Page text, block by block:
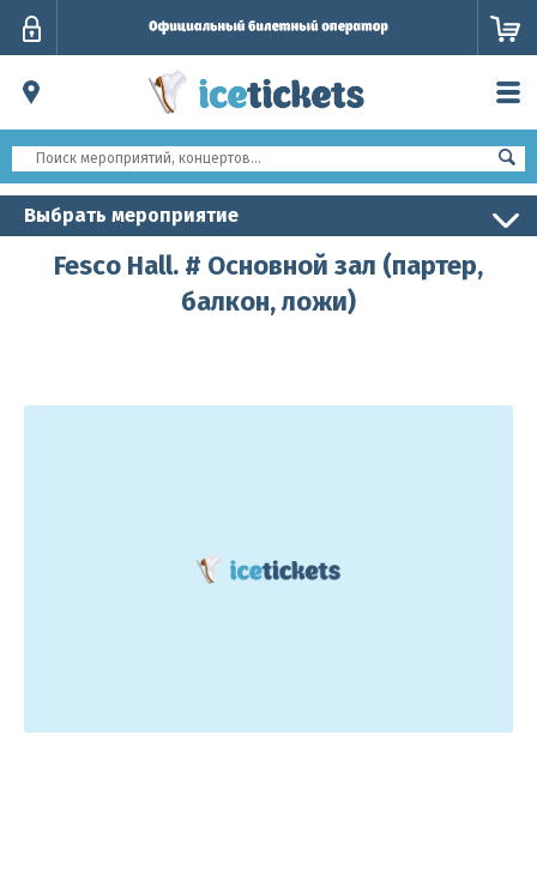
Выбрать мероприятие
Fesco Hall. # Основной зал (партер,
балкон, ложи)